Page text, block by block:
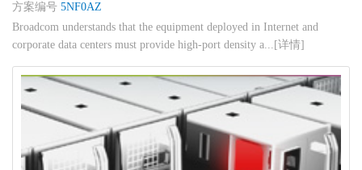
方案编号 5NF0AZ
Broadcom understands that the equipment deployed in Internet and
corporate data centers must provide high-port density a...[详情]